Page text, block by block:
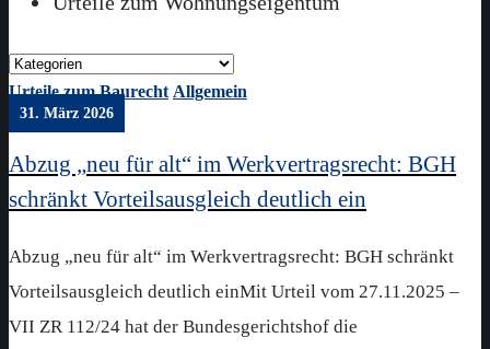
Urteile zum Baurecht Allgemein
31. März 2026
Abzug „neu für alt“ im Werkvertragsrecht: BGH
schränkt Vorteilsausgleich deutlich ein
Abzug „neu für alt“ im Werkvertragsrecht: BGH schränkt
Vorteilsausgleich deutlich einMit Urteil vom 27.11.2025 –
VII ZR 112/24 hat der Bundesgerichtshof die